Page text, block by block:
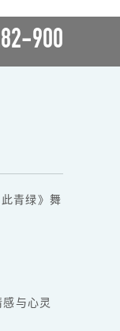
900
青绿》舞
与心灵